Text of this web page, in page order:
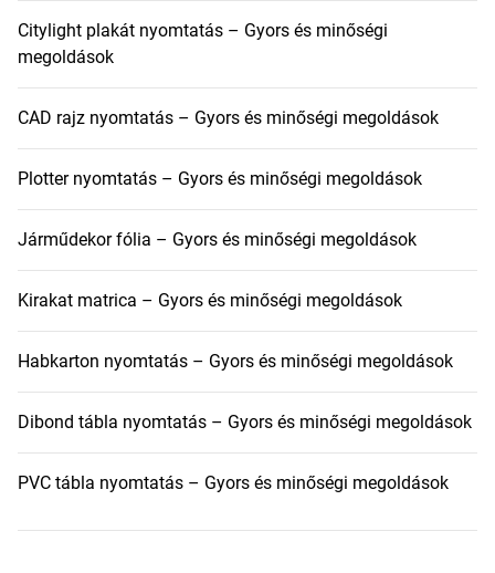
Citylight plakát nyomtatás – Gyors és minőségi
megoldások
CAD rajz nyomtatás – Gyors és minőségi megoldások
Plotter nyomtatás – Gyors és minőségi megoldások
Járműdekor fólia – Gyors és minőségi megoldások
Kirakat matrica – Gyors és minőségi megoldások
Habkarton nyomtatás – Gyors és minőségi megoldások
Dibond tábla nyomtatás – Gyors és minőségi megoldások
PVC tábla nyomtatás – Gyors és minőségi megoldások